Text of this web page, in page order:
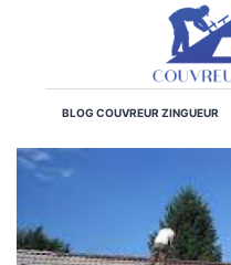
BLOG COUVREUR ZINGUEUR